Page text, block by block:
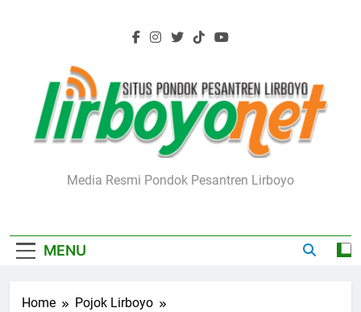
Lirboyo.net
Media Resmi Pondok Pesantren Lirboyo
MENU
Home
Pojok Lirboyo